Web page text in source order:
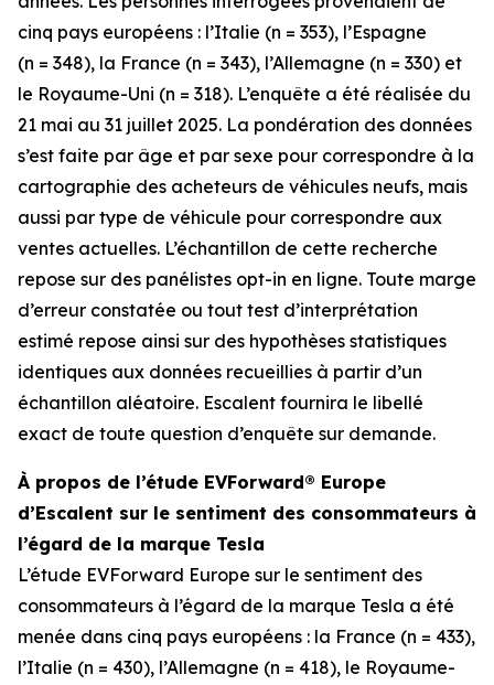
cinq pays européens : l’Italie (n = 353), l’Espagne
(n = 348), la France (n = 343), l’Allemagne (n = 330) et
le Royaume-Uni (n = 318). L’enquête a été réalisée du
21 mai au 31 juillet 2025. La pondération des données
s’est faite par âge et par sexe pour correspondre à la
cartographie des acheteurs de véhicules neufs, mais
aussi par type de véhicule pour correspondre aux
ventes actuelles. L’échantillon de cette recherche
repose sur des panélistes opt-in en ligne. Toute marge
d’erreur constatée ou tout test d’interprétation
estimé repose ainsi sur des hypothèses statistiques
identiques aux données recueillies à partir d’un
échantillon aléatoire. Escalent fournira le libellé
exact de toute question d’enquête sur demande.
À propos de l’étude EVForward® Europe
d’Escalent sur le sentiment des consommateurs à
l’égard de la marque Tesla
L’étude EVForward Europe sur le sentiment des
consommateurs à l’égard de la marque Tesla a été
menée dans cinq pays européens : la France (n = 433),
l’Italie (n = 430), l’Allemagne (n = 418), le Royaume-